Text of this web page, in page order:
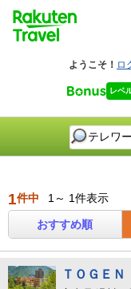
1件中 1～ 1件表示
おすすめ順
ＴＯＧＥ